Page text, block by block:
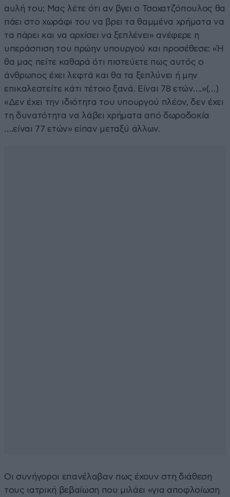
αυλή του; Μας λέτε ότι αν βγει ο Τσοχατζόπουλος θα
πάει στο χωράφι του να βρει τα θαμμένα χρήματα να
τα πάρει και να αρχίσει να ξεπλένει» ανέφερε η
υπεράσπιση του πρώην υπουργού και προσέθεσε: «Ή
θα μας πείτε καθαρά ότι πιστεύετε πως αυτός ο
άνθρωπος έχει λεφτά και θα τα ξεπλύνει ή μην
επικαλεστείτε κάτι τέτοιο ξανά. Είναι 78 ετών….»(…)
«Δεν έχει την ιδιότητα του υπουργού πλέον, δεν έχει
τη δυνατότητα να λάβει χρήματα από δωροδοκία
….είναι 77 ετών» είπαν μεταξύ άλλων.
Οι συνήγοροι επανέλαβαν πως έχουν στη διάθεση
τους ιατρική βεβαίωση που μιλάει «για αποφλοίωση